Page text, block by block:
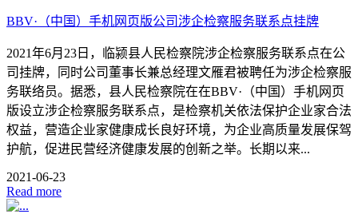
BBV·（中国）手机网页版公司涉企检察服务联系点挂牌
2021年6月23日，临颍县人民检察院涉企检察服务联系点在公
司挂牌，同时公司董事长兼总经理文雁君被聘任为涉企检察服
务联络员。据悉，县人民检察院在在BBV·（中国）手机网页
版设立涉企检察服务联系点，是检察机关依法保护企业家合法
权益，营造企业家健康成长良好环境，为企业高质量发展保驾
护航，促进民营经济健康发展的创新之举。长期以来...
2021-06-23
Read more